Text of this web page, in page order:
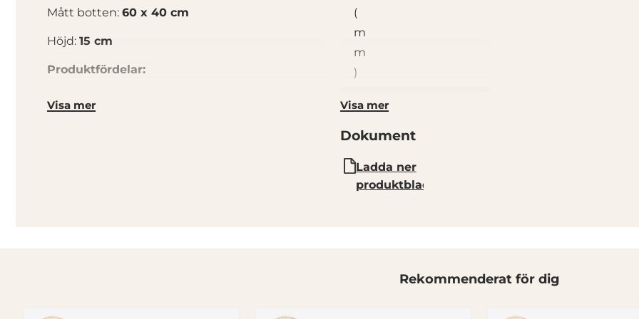
Mått botten: 60 x 40 cm
Höjd: 15 cm
Produktfördelar:
Handtagshål
Brödbacken är producerad i HDPE plast (high
Visa mer
(
m
m
)
H
d
(
m
Visa mer
Dokument
Ladda ner
produktblad
Rekommenderat för dig